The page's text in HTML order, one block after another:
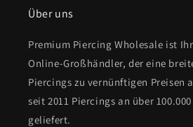
Über uns
Premium Piercing Wholesale ist
Online-Großhändler, der eine
Piercings zu vernünftigen Preisen
seit 2011 Piercings an über
geliefert.